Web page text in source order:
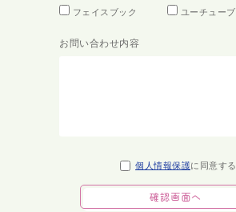
フェイスブック ユーチューブ
お問い合わせ内容
個人情報保護に同意する